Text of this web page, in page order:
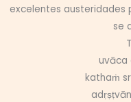
excelentes austeridades
se
uvāca
kathaṁ